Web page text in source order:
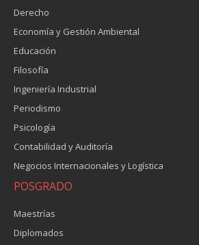
Derecho
Economía y Gestión Ambiental
Educación
Filosofía
Ingeniería Industrial
Periodismo
Psicología
Contabilidad y Auditoría
Negocios Internacionales y Logística
POSGRADO
Maestrías
Diplomados